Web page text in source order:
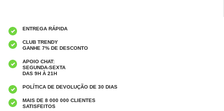
ENTREGA RÁPIDA
CLUB TRENDY
GANHE 7% DE DESCONTO
APOIO CHAT:
SEGUNDA-SEXTA
DAS 9H À 21H
POLÍTICA DE DEVOLUÇÃO DE 30 DIAS
MAIS DE 8 000 000 CLIENTES
SATISFEITOS